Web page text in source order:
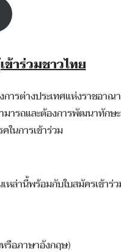
าร่วมชาวไทย
ารต่างประเทศแห่งราชอาณ
มารถและต้องการพัฒนาทัก
นการเข้าร่วม
ล่านี้พร้อมกับใบสมัครเข้าร่
รือภาษาอังกฤษ)